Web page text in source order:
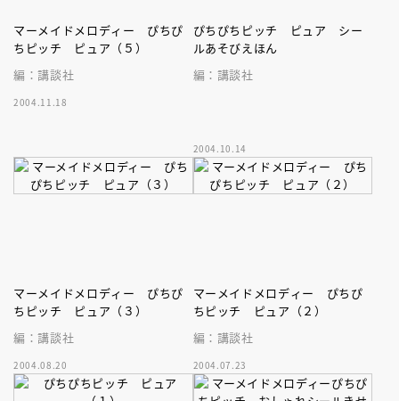
マーメイドメロディー ぴちぴ
ちピッチ ピュア（５）
編：講談社
2004.11.18
ぴちぴちピッチ ピュア シー
ルあそびえほん
編：講談社
2004.10.14
マーメイドメロディー ぴちぴ
ちピッチ ピュア（３）
編：講談社
2004.08.20
マーメイドメロディー ぴちぴ
ちピッチ ピュア（２）
編：講談社
2004.07.23